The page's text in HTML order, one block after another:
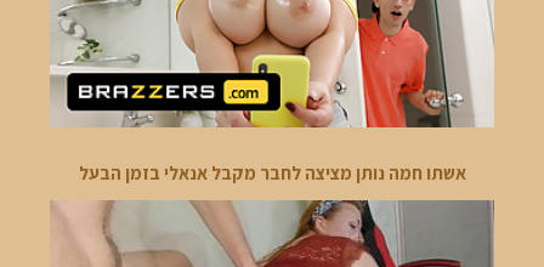
אשתו חמה נותן מציצה לחבר מקבל אנאלי בזמן הבעל